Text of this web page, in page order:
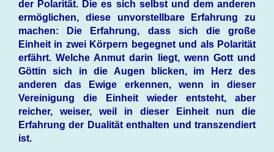
der Polarität. Die es sich selbst und dem anderen
ermöglichen, diese unvorstellbare Erfahrung zu
machen: Die Erfahrung, dass sich die große
Einheit in zwei Körpern begegnet und als Polarität
erfährt. Welche Anmut darin liegt, wenn Gott und
Göttin sich in die Augen blicken, im Herz des
anderen das Ewige erkennen, wenn in dieser
Vereinigung die Einheit wieder entsteht, aber
reicher, weiser, weil in dieser Einheit nun die
Erfahrung der Dualität enthalten und transzendiert
ist.